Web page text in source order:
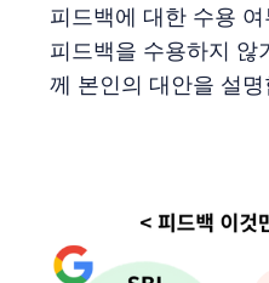
피드백에 대한 수용
피드백을 수용하지 않
께 본인의 대안을 설명